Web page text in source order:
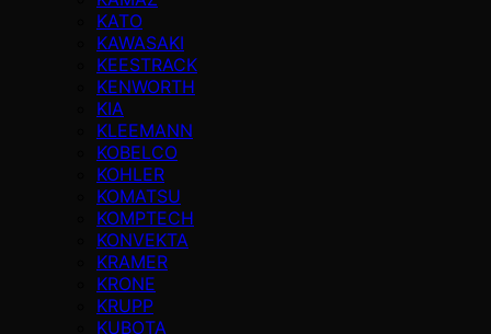
KATO
KAWASAKI
KEESTRACK
KENWORTH
KIA
KLEEMANN
KOBELCO
KOHLER
KOMATSU
KOMPTECH
KONVEKTA
KRAMER
KRONE
KRUPP
KUBOTA